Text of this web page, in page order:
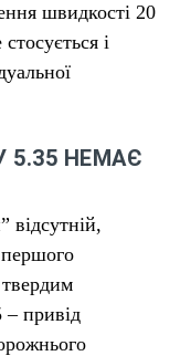
швидкості 20
і
НЕМАЄ
відсутній,
твердим
– привід